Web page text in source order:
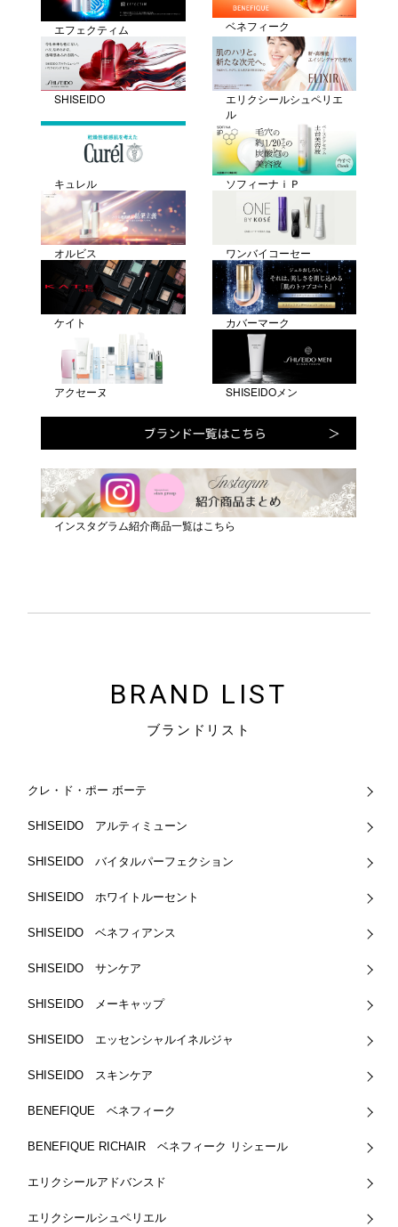
BRAND LIST
ブランドリスト
クレ・ド・ポー ボーテ
SHISEIDO アルティミューン
SHISEIDO バイタルパーフェクション
SHISEIDO ホワイトルーセント
SHISEIDO ベネフィアンス
SHISEIDO サンケア
SHISEIDO メーキャップ
SHISEIDO エッセンシャルイネルジャ
SHISEIDO スキンケア
BENEFIQUE ベネフィーク
BENEFIQUE RICHAIR ベネフィーク リシェール
エリクシールアドバンスド
エリクシールシュペリエル